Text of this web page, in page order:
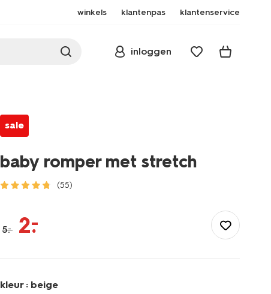
winkels klantenpas klantenservice
inloggen
sale
baby romper met stretch
(55)
met-
5.– 2.
–
kleur : beige